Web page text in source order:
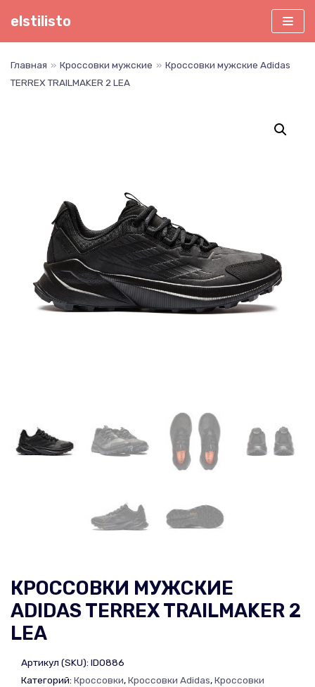
Перейти
elstilisto
Главная » Кроссовки мужские » Кроссовки мужские Adidas
TERREX TRAILMAKER 2 LEA
КРОССОВКИ МУЖСКИЕ
ADIDAS TERREX TRAILMAKER 2
LEA
Артикул (SKU): ID0886
Категорий: Кроссовки,Кроссовки Adidas,Кроссовки